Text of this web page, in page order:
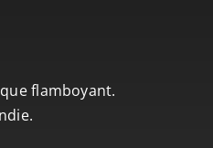
flamboyant.